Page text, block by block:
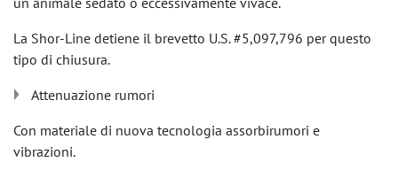
La Shor-Line detiene il brevetto U.S. #5,097,796 per questo
tipo di chiusura.
Attenuazione rumori
Con materiale di nuova tecnologia assorbirumori e
vibrazioni.